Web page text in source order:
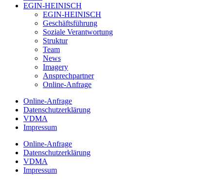
EGIN-HEINISCH
EGIN-HEINISCH
Geschäftsführung
Soziale Verantwortung
Struktur
Team
News
Imagery
Ansprechpartner
Online-Anfrage
Online-Anfrage
Datenschutzerklärung
VDMA
Impressum
Online-Anfrage
Datenschutzerklärung
VDMA
Impressum